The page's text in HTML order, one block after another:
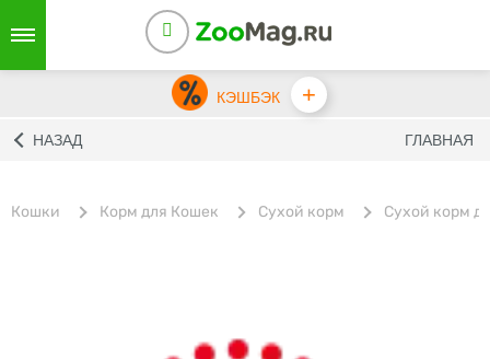
КЭШБЭК +
НАЗАД ГЛАВНАЯ
Кошки Корм для Кошек Сухой корм Сухой корм